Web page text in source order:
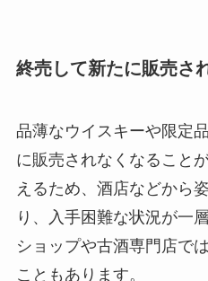
終売して新たに販売さ
品薄なウイスキーや限定
に販売されなくなること
えるため、酒店などから
り、入手困難な状況が一
ショップや古酒専門店で
こともあります。